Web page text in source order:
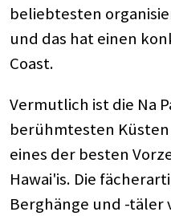
beliebtesten
und das hat einen
Coast.
Vermutlich ist die Na
berühmtesten
eines der besten
Hawai'is. Die
Berghänge und -täler